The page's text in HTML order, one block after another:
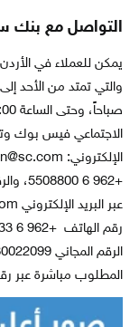
التواصل مع بنك
يمكن للعملاء في
الاجتماعي فيس بوك
المطلوب مباشرة عبر